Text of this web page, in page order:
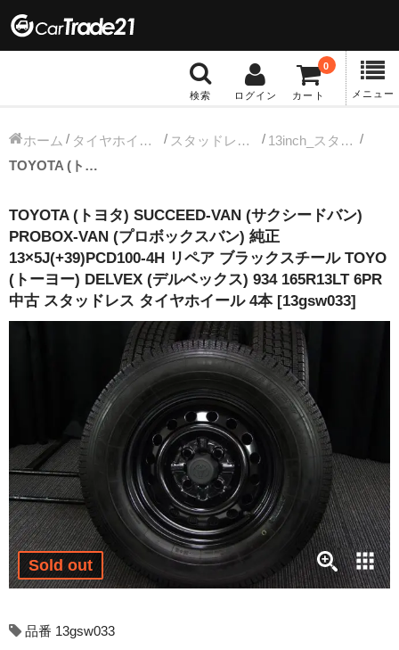
検索 ログイン カート
0
メニュー
冬タイヤホイール
13インチ：冬タイヤホイール
14インチ：冬タイヤホイール
15インチ：冬タイヤホイール
16インチ：冬タイヤホイール
17インチ：冬タイヤホイール
18インチ：冬タイヤホイール
19インチ：冬タイヤホイール
20インチ：冬タイヤホイール
夏タイヤホイール
12インチ：夏タイヤホイール
ホーム タイヤホイールセット スタッドレス中古タイヤホイール
13inch_スタッドレス中古タイヤホイール
TOYOTA (トヨタ) SUCCEED-VAN (サクシードバン) PROBOX-VAN (プロボックスバン) 純正 13×5J(+39)PCD100-4H リペア ブラックスチール TOYO (トーヨー) DELVEX (デルベックス) 934 165R13LT 6PR 中古 スタッドレス タイヤホイール 4本 [13gsw033]
TOYOTA (トヨタ) SUCCEED-VAN (サクシードバン)
PROBOX-VAN (プロボックスバン) 純正
13×5J(+39)PCD100-4H リペア ブラックスチール TOYO
(トーヨー) DELVEX (デルベックス) 934 165R13LT 6PR
中古 スタッドレス タイヤホイール 4本 [13gsw033]
Sold out
品番 13gsw033